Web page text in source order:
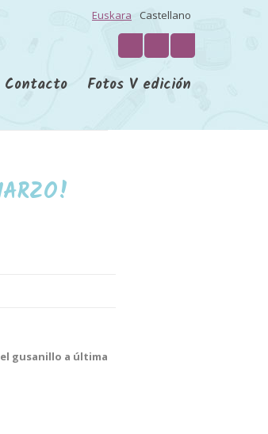
Euskara Castellano
Contacto Fotos V edición
gusanillo a última